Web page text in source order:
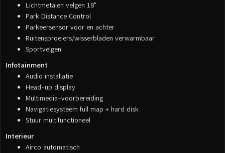
Lichtmetalen velgen 18"
Park Distance Control
Parkeersensor voor en achter
Ruitensproeiers/wisserbladen verwarmbaar
Sportvelgen
Infotainment
Audio installatie
Head-up display
Multimedia-voorbereiding
Navigatiesysteem full map + hard disk
Stuur multifunctioneel
Interieur
Airco automatisch